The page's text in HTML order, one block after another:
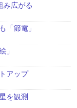
み広がる
「節電」
」
アップ
を観測